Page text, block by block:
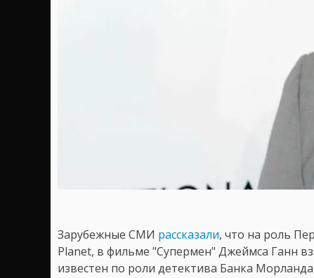
Зарубежные СМИ рассказали, что на роль
Planet, в фильме "Супермен" Джеймса Ганн
известен по роли детектива Банка